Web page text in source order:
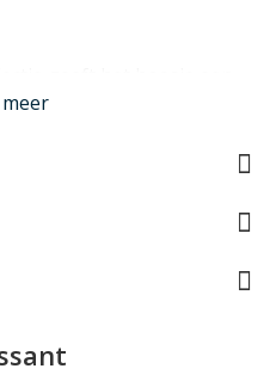
iPhone van een
van de print is zeer hoog,
hoogglans
voor de Samsung
werd immers speciaal